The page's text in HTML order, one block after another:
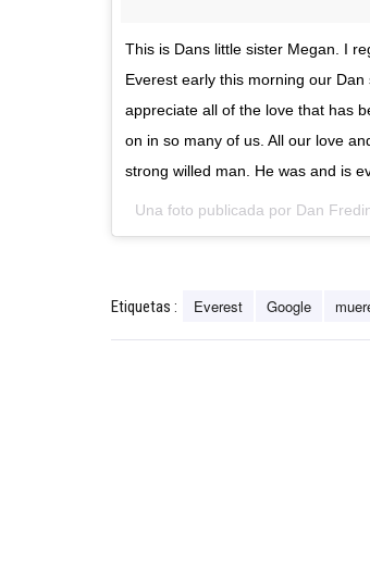
This is Dans little sister Megan. I
Everest early this morning our
appreciate all of the love that has
on in so many of us. All our love
strong willed man. He was and is
Una foto publicada por Dan
Etiquetas : Everest Google